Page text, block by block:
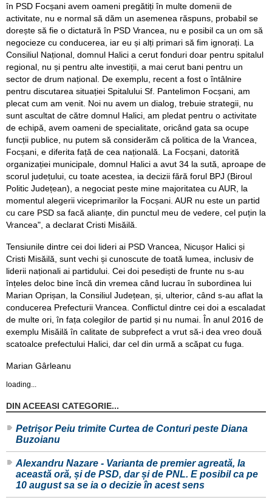
în PSD Focșani avem oameni pregătiți în multe domenii de
activitate, nu e normal să dăm un asemenea răspuns, probabil se
dorește să fie o dictatură în PSD Vrancea, nu e posibil ca un om să
negocieze cu conducerea, iar eu și alți primari să fim ignorați. La
Consiliul Național, domnul Halici a cerut fonduri doar pentru spitalul
regional, nu și pentru alte investiții, a mai cerut bani pentru un
sector de drum național. De exemplu, recent a fost o întâlnire
pentru discutarea situației Spitalului Sf. Pantelimon Focșani, am
plecat cum am venit. Noi nu avem un dialog, trebuie strategii, nu
sunt ascultat de către domnul Halici, am pledat pentru o activitate
de echipă, avem oameni de specialitate, oricând gata sa ocupe
funcții publice, nu putem să considerăm că politica de la Vrancea,
Focșani, e diferita față de cea națională. La Focșani, datorită
organizației municipale, domnul Halici a avut 34 la sută, aproape de
scorul județului, cu toate acestea, ia decizii fără forul BPJ (Biroul
Politic Județean), a negociat peste mine majoritatea cu AUR, la
momentul alegerii viceprimarilor la Focșani. AUR nu este un partid
cu care PSD sa facă alianțe, din punctul meu de vedere, cel puțin la
Vrancea", a declarat Cristi Misăilă.
Tensiunile dintre cei doi lideri ai PSD Vrancea, Nicușor Halici și
Cristi Misăilă, sunt vechi și cunoscute de toată lumea, inclusiv de
liderii naționali ai partidului. Cei doi pesediști de frunte nu s-au
înțeles deloc bine încă din vremea când lucrau în subordinea lui
Marian Oprișan, la Consiliul Județean, și, ulterior, când s-au aflat la
conducerea Prefecturii Vrancea. Conflictul dintre cei doi a escaladat
de multe ori, în fața colegilor de partid și nu numai. În anul 2016 de
exemplu Misăilă în calitate de subprefect a vrut să-i dea vreo două
scatoalce prefectului Halici, dar cel din urmă a scăpat cu fuga.
Marian Gârleanu
loading...
DIN ACEEASI CATEGORIE...
Petrișor Peiu trimite Curtea de Conturi peste Diana
Buzoianu
Alexandru Nazare - Varianta de premier agreată, la
această oră, și de PSD, dar și de PNL. E posibil ca pe
10 august sa se ia o decizie în acest sens